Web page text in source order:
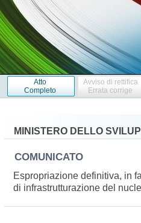
Atto
Completo
Avviso di rettifica
Errata corrige
MINISTERO DELLO
COMUNICATO
Espropriazione definitiva, in
di infrastrutturazione del